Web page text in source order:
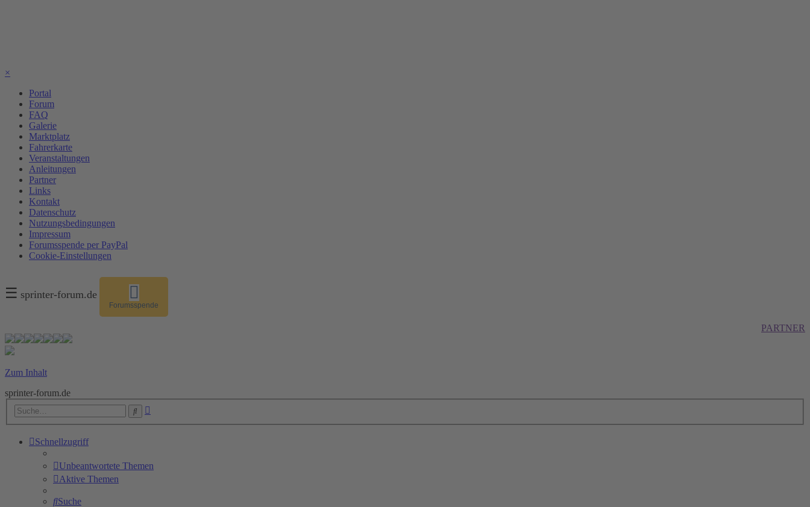
×
Portal
Forum
FAQ
Galerie
Marktplatz
Fahrerkarte
Veranstaltungen
Anleitungen
Partner
Links
Kontakt
Datenschutz
Nutzungsbedingungen
Impressum
Forumsspende per PayPal
Cookie-Einstellungen
☰ sprinter-forum.de
Forumsspende
PARTNER
Zum Inhalt
sprinter-forum.de
Suche
Schnellzugriff
Unbeantwortete Themen
Aktive Themen
Suche